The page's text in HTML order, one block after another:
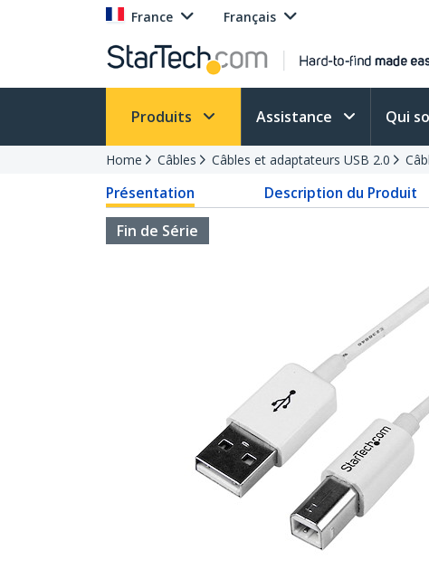
France Français
Produits Assistance Qui
Home Câbles Câbles et adaptateurs USB 2.0
Présentation Description du Produit
Fin de Série